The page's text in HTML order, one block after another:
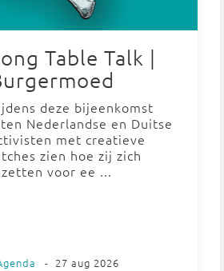
Table Talk |
deze bijeenkomst
Nederlandse en Duitse
met creatieve
zien hoe zij zich
voor ee ...
- 27 aug 2026